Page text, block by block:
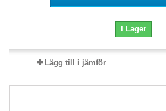
I Lager
Lägg till i jämför